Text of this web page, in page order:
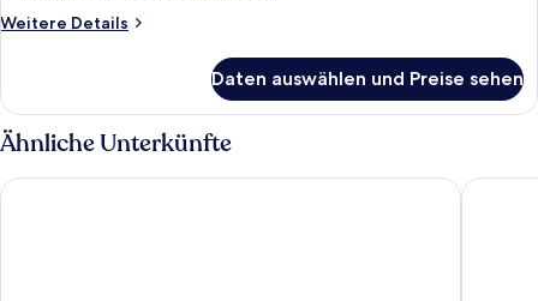
Weitere Details
Weitere
Doppelzimmer
Daten auswählen und Preise sehen
Ähnliche Unterkünfte
U České koruny K-